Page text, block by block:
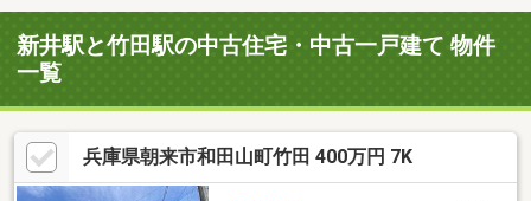
新井駅と竹田駅の中古住宅・中古一戸建て 物件
一覧
兵庫県朝来市和田山町竹田 400万円 7K